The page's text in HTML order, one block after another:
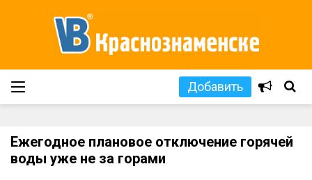
Добавить
Ежегодное плановое отключение горячей
воды уже не за горами